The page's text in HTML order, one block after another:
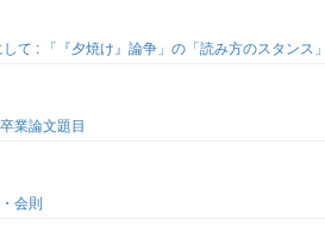
て : 「『夕焼け』論争」の「読み方のスタンス
業論文題目
会則